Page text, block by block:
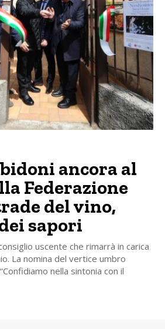
ancora al
Federazione
del vino,
sapori
uscente che rimarrà in carica
La nomina del vertice umbro
nella sintonia con il